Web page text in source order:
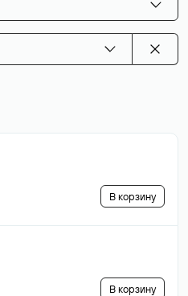
В корзину
В корзину